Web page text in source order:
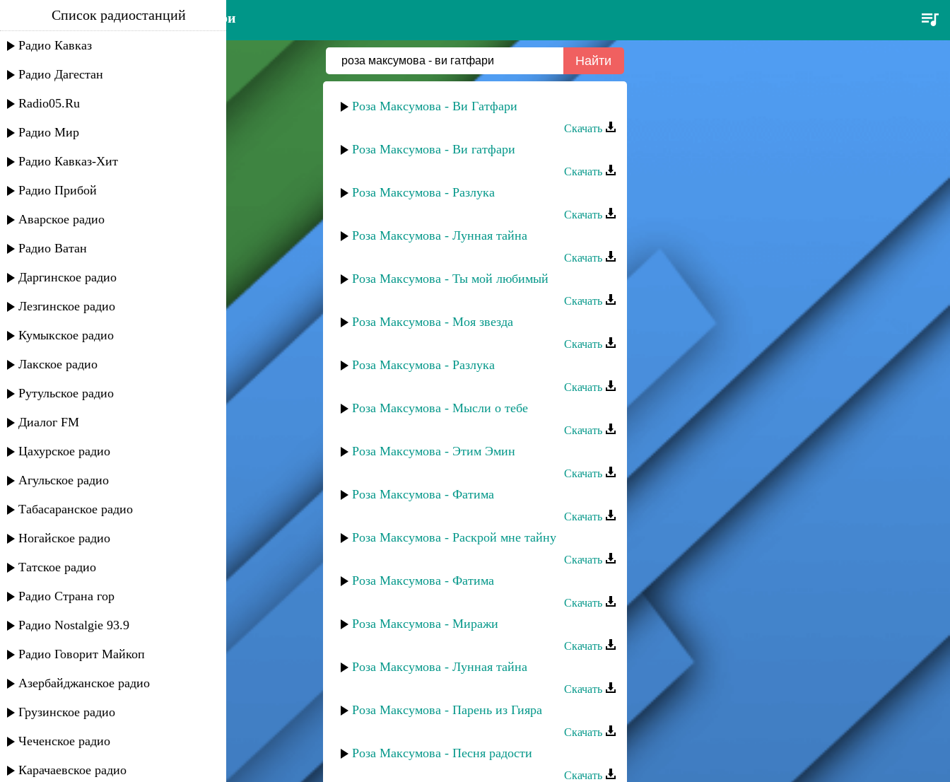
роза максумова - ви гатфари
Список радиостанций
Радио Кавказ
Радио Дагестан
Radio05.Ru
Радио Мир
Радио Кавказ-Хит
Радио Прибой
Аварское радио
Радио Ватан
Даргинское радио
Лезгинское радио
Кумыкское радио
Лакское радио
Рутульское радио
Диалог FM
Цахурское радио
Агульское радио
Табасаранское радио
Ногайское радио
Татское радио
Радио Страна гор
Радио Nostalgie 93.9
Радио Говорит Майкоп
Азербайджанское радио
Грузинское радио
Чеченское радио
Карачаевское радио
Роза Максумова - Ви Гатфари
Скачать
Роза Максумова - Ви гатфари
Скачать
Роза Максумова - Разлука
Скачать
Роза Максумова - Лунная тайна
Скачать
Роза Максумова - Ты мой любимый
Скачать
Роза Максумова - Моя звезда
Скачать
Роза Максумова - Разлука
Скачать
Роза Максумова - Мысли о тебе
Скачать
Роза Максумова - Этим Эмин
Скачать
Роза Максумова - Фатима
Скачать
Роза Максумова - Раскрой мне тайну
Скачать
Роза Максумова - Фатима
Скачать
Роза Максумова - Миражи
Скачать
Роза Максумова - Лунная тайна
Скачать
Роза Максумова - Парень из Гияра
Скачать
Роза Максумова - Песня радости
Скачать